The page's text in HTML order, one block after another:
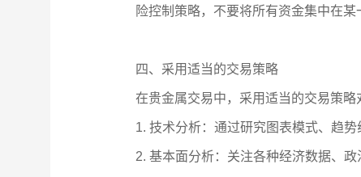
险控制策略，不要将所有资金集中在某
四、采用适当的交易策略
在贵金属交易中，采用适当的交易策
1. 技术分析：通过研究图表模式、趋
2. 基本面分析：关注各种经济数据、